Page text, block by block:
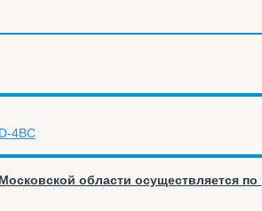
области осуществляется